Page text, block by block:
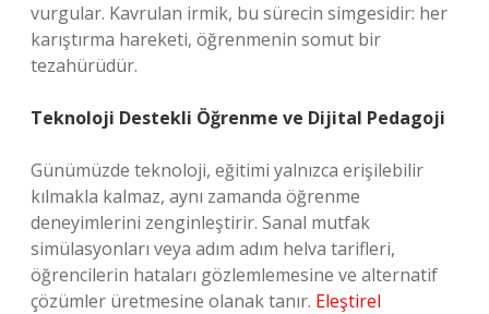
vurgular. Kavrulan irmik, bu sürecin simgesidir: her
karıştırma hareketi, öğrenmenin somut bir
tezahürüdür.
Teknoloji Destekli Öğrenme ve Dijital Pedagoji
Günümüzde teknoloji, eğitimi yalnızca erişilebilir
kılmakla kalmaz, aynı zamanda öğrenme
deneyimlerini zenginleştirir. Sanal mutfak
simülasyonları veya adım adım helva tarifleri,
öğrencilerin hataları gözlemlemesine ve alternatif
çözümler üretmesine olanak tanır. Eleştirel